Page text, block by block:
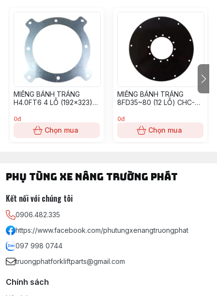
MIẾNG BÁNH TRÁNG
H4.0FT6 4 LỖ (192x323)
0đ
Chọn mua
MIẾNG BÁNH TRÁNG
8FD35~80 (12 LỖ) CHC-
0đ
Chọn mua
PHỤ TÙNG XE NÂNG TRƯỜNG PHÁT
Kết nối với chúng tôi
0906.482.335
https://www.facebook.com/phutungxenangtruongphat
097 998 0744
truongphatforkliftparts@gmail.com
Chính sách